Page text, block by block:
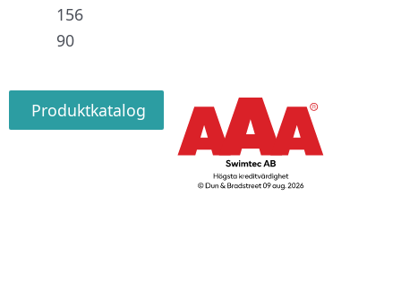
156
90
Produktkatalog